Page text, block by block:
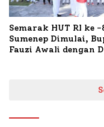
Semarak HUT RI ke -
Sumenep Dimulai,
Fauzi Awali dengan